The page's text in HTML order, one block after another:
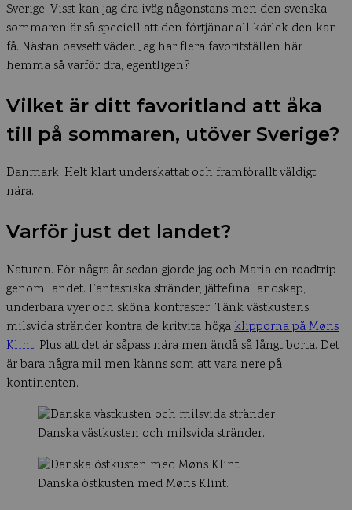
Sverige. Visst kan jag dra iväg någonstans men den svenska
sommaren är så speciell att den förtjänar all kärlek den kan
få. Nästan oavsett väder. Jag har flera favoritställen här
hemma så varför dra, egentligen?
Vilket är ditt favoritland att åka
till på sommaren, utöver Sverige?
Danmark! Helt klart underskattat och framförallt väldigt
nära.
Varför just det landet?
Naturen. För några år sedan gjorde jag och Maria en roadtrip
genom landet. Fantastiska stränder, jättefina landskap,
underbara vyer och sköna kontraster. Tänk västkustens
milsvida stränder kontra de kritvita högaklipporna på Møns
Klint. Plus att det är såpass nära men ändå så långt borta. Det
är bara några mil men känns som att vara nere på
kontinenten.
Danska västkusten och milsvida stränder.
Danska östkusten med Møns Klint.